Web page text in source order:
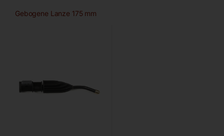
Gebogene Lanze 175 mm